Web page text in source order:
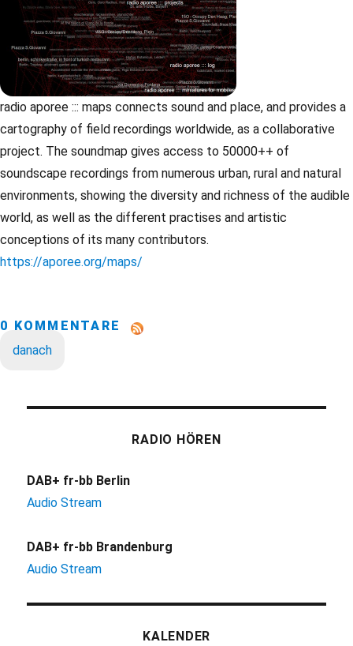
radio aporee ::: maps connects sound and place, and provides a
cartography of field recordings worldwide, as a collaborative
project. The soundmap gives access to 50000++ of
soundscape recordings from numerous urban, rural and natural
environments, showing the diversity and richness of the audible
world, as well as the different practises and artistic
conceptions of its many contributors.
https://aporee.org/maps/
0 KOMMENTARE
danach
RADIO HÖREN
DAB+ fr-bb Berlin
Audio Stream
DAB+ fr-bb Brandenburg
Audio Stream
KALENDER